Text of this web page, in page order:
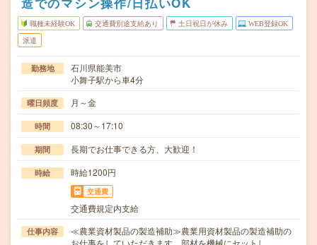
職種未経験OK 交通費別途支給あり 土日祝日が休み WEB登録OK
派遣
勤務地
石川県能美市
小舞子駅から車4分
曜日頻度 月～金
時間 08:30～17:10
期間 長期でお仕事できる方、大歓迎！
時給 時給1200円
交通費
交通費規定内支給
仕事内容
≪農業資材製品の製造補助≫農業用資材製品の製造補助の
お仕事をしていただきます。部材を機械にセットし、…